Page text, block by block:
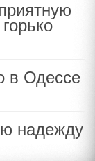
в Одессе
надежду